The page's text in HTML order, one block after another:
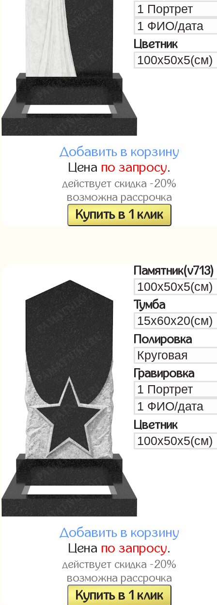
Цветник
Добавить в корзину
Цена по запросу.
действует скидка -20%
возможна рассрочка
Купить в 1 клик
Памятник(v713)
Тумба
Полировка
Гравировка
Цветник
Добавить в корзину
Цена по запросу.
действует скидка -20%
возможна рассрочка
Купить в 1 клик